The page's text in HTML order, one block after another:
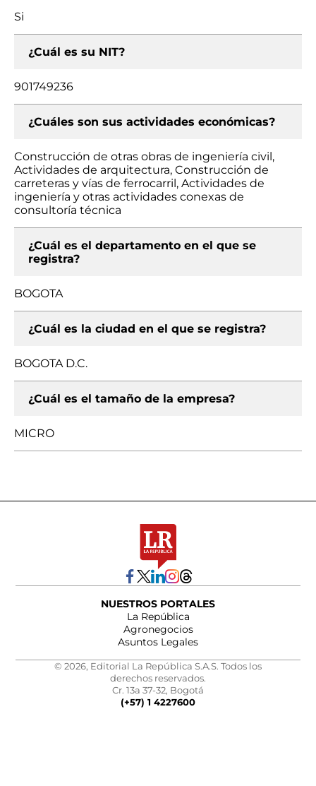
Si
¿Cuál es su NIT?
901749236
¿Cuáles son sus actividades económicas?
Construcción de otras obras de ingeniería civil,
Actividades de arquitectura, Construcción de
carreteras y vías de ferrocarril, Actividades de
ingeniería y otras actividades conexas de
consultoría técnica
¿Cuál es el departamento en el que se
registra?
BOGOTA
¿Cuál es la ciudad en el que se registra?
BOGOTA D.C.
¿Cuál es el tamaño de la empresa?
MICRO
NUESTROS PORTALES
La República
Agronegocios
Asuntos Legales
© 2026, Editorial La República S.A.S. Todos los
derechos reservados.
Cr. 13a 37-32, Bogotá
(+57) 1 4227600